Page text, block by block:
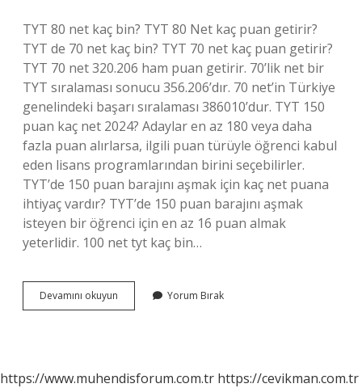
TYT 80 net kaç bin? TYT 80 Net kaç puan getirir?
TYT de 70 net kaç bin? TYT 70 net kaç puan getirir?
TYT 70 net 320.206 ham puan getirir. 70’lik net bir
TYT sıralaması sonucu 356.206’dır. 70 net’in Türkiye
genelindeki başarı sıralaması 386010’dur. TYT 150
puan kaç net 2024? Adaylar en az 180 veya daha
fazla puan alırlarsa, ilgili puan türüyle öğrenci kabul
eden lisans programlarından birini seçebilirler.
TYT’de 150 puan barajını aşmak için kaç net puana
ihtiyaç vardır? TYT’de 150 puan barajını aşmak
isteyen bir öğrenci için en az 16 puan almak
yeterlidir. 100 net tyt kaç bin…
Devamını okuyun
Net
Yorum Bırak
https://www.muhendisforum.com.tr https://cevikman.com.tr